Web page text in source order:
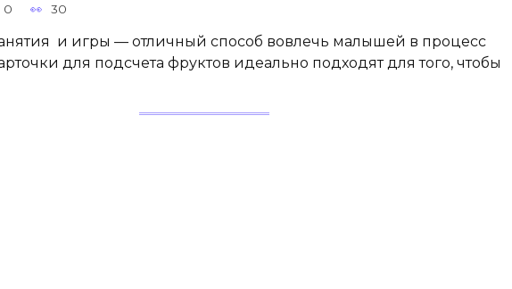
0 30
и игры — отличный способ вовлечь малышей в процесс
для подсчета фруктов идеально подходят для того, чтобы